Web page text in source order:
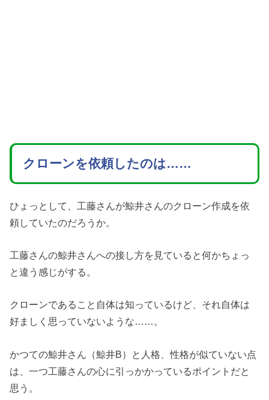
クローンを依頼したのは……
ひょっとして、工藤さんが鯨井さんのクローン作成を依
頼していたのだろうか。
工藤さんの鯨井さんへの接し方を見ていると何かちょっ
と違う感じがする。
クローンであること自体は知っているけど、それ自体は
好ましく思っていないような……。
かつての鯨井さん（鯨井B）と人格、性格が似ていない点
は、一つ工藤さんの心に引っかかっているポイントだと
思う。